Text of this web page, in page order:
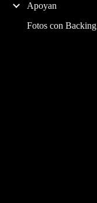
Apoyan
Fotos con Backing